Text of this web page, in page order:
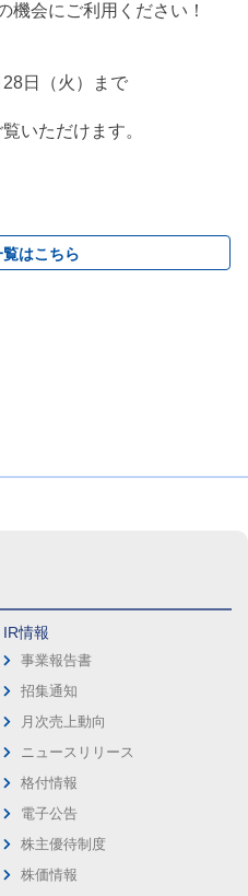
機会にご利用ください！
日（火）まで
いただけます。
はこちら
IR情報
事業報告書
招集通知
月次売上動向
ニュースリリース
格付情報
電子公告
株主優待制度
株価情報